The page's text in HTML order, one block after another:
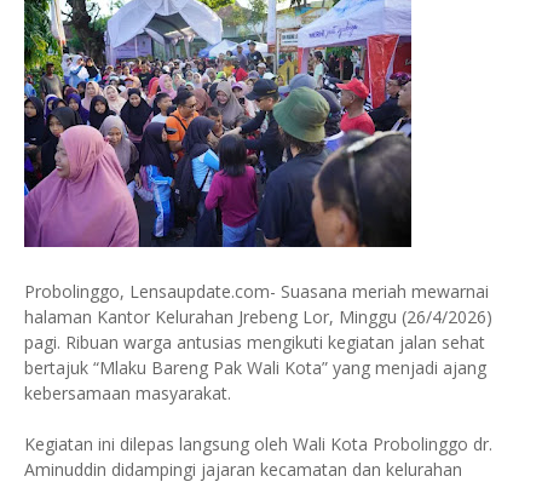
Probolinggo, Lensaupdate.com- Suasana meriah mewarnai
halaman Kantor Kelurahan Jrebeng Lor, Minggu (26/4/2026)
pagi. Ribuan warga antusias mengikuti kegiatan jalan sehat
bertajuk “Mlaku Bareng Pak Wali Kota” yang menjadi ajang
kebersamaan masyarakat.
Kegiatan ini dilepas langsung oleh Wali Kota Probolinggo dr.
Aminuddin didampingi jajaran kecamatan dan kelurahan